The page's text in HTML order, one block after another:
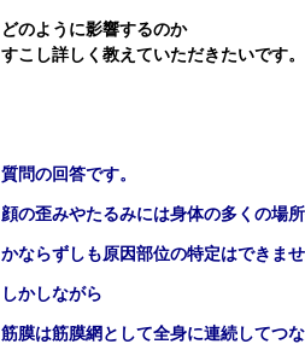
どのように影響するのか
すこし詳しく教えていただきたいです。
質問の回答です。
顔の歪みやたるみには身体の多くの場
かならずしも原因部位の特定はできませ
しかしながら
筋膜は筋膜網として全身に連続してつ